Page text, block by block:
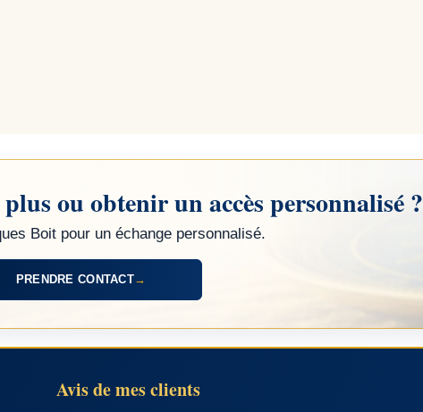
ou obtenir un accès personnalisé ?
Boit pour un échange personnalisé.
PRENDRE CONTACT→
Avis de mes clients